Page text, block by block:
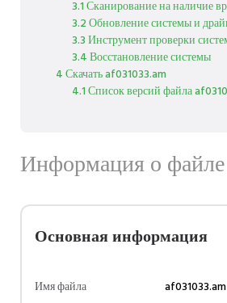
3.1 Сканирование на наличие
3.2 Обновление системы и
3.3 Инструмент проверки
3.4 Восстановление системы
4 Скачать af031033.am
4.1 Список версий файла
Информация о файле
Основная информация
Имя файла
af031033.am